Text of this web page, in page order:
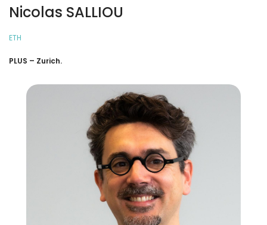
Nicolas SALLIOU
ETH
PLUS – Zurich.